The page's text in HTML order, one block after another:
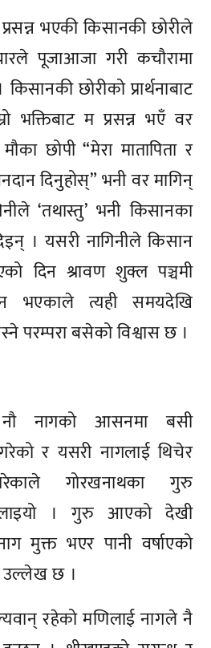
भएकी किसानकी छोरीले
पूजाआजा गरी कचौरामा
छोरीको प्रार्थनाबाट
भक्तिबाट म प्रसन्न भएँ वर
छोपी “मेरा मातापिता र
दिनुहोस्” भनी वर मागिन्
‘तथास्तु’ भनी किसानका
। यसरी नागिनीले किसान
दिन श्रावण शुक्ल पञ्चमी
भएकाले त्यही समयदेखि
परम्परा बसेको विश्वास छ ।
नागको आसनमा बसी
गरेको र यसरी नागलाई थिचेर
गोरखनाथका गुरु
। गुरु आएको देखी
मुक्त भएर पानी वर्षाएको
उल्लेख छ ।
रहेको मणिलाई नागले नै